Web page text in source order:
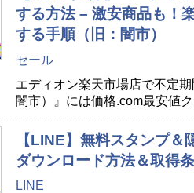
する方法 – 激安商品も！
する手順（旧：闇市）
セール
エディオン楽天市場店で不定
闇市）』には価格.com最安値
【LINE】無料スタンプ＆
ダウンロード方法＆取得
LINE